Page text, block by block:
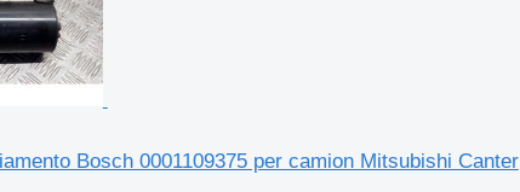
Bosch 0001109375 per camion Mitsubishi Canter